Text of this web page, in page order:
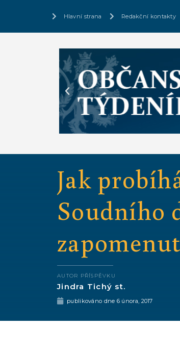
Hlavní strana Redakční kontakty
Jak
Soudního
AUTOR PŘÍSPĚVKU
Jindra Tichý st.
publikováno dne 6 února, 2017